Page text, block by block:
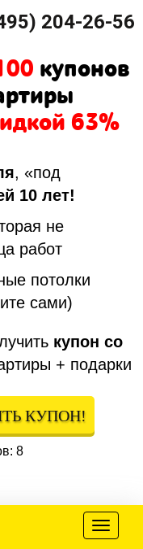
204-26-56
купонов
63%
, «под
10 лет!
не
работ
потолки
сами)
купон со
+ подарки
КУПОН!
8
Меню